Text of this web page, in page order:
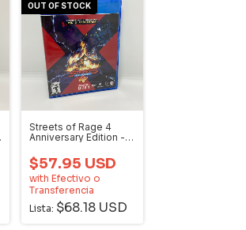
OUT OF STOCK
Streets of Rage 4
Anniversary Edition -
$57.95 USD
with Efectivo o
Transferencia
Lista: $68.18 USD